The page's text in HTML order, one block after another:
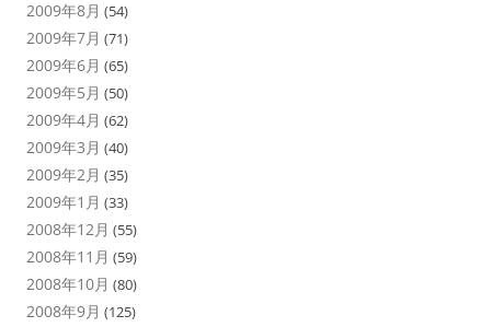
2009年8月 (54)
2009年7月 (71)
2009年6月 (65)
2009年5月 (50)
2009年4月 (62)
2009年3月 (40)
2009年2月 (35)
2009年1月 (33)
2008年12月 (55)
2008年11月 (59)
2008年10月 (80)
2008年9月 (125)